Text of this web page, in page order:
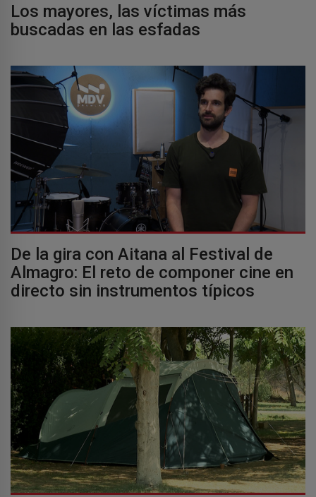
Los mayores, las víctimas más
buscadas en las esfadas
De la gira con Aitana al Festival de
Almagro: El reto de componer cine en
directo sin instrumentos típicos